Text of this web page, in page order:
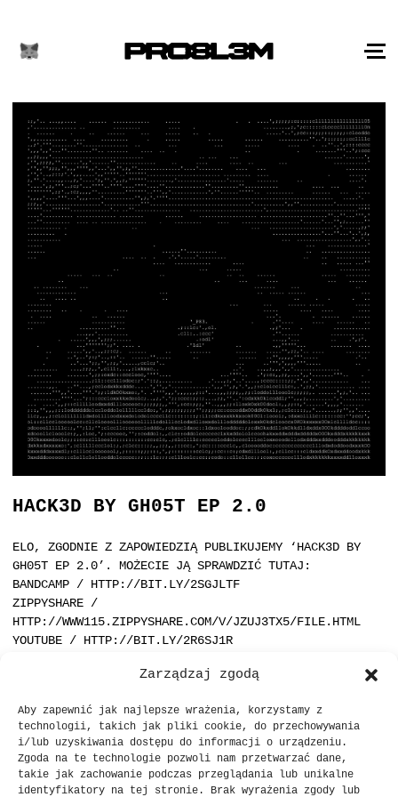
Zarządzaj zgodą
Aby zapewnić jak najlepsze wrażenia, korzystamy z
technologii, takich jak pliki cookie, do przechowywania
i/lub uzyskiwania dostępu do informacji o urządzeniu.
Zgoda na te technologie pozwoli nam przetwarzać dane,
takie jak zachowanie podczas przeglądania lub unikalne
identyfikatory na tej stronie. Brak wyrażenia zgody lub
HACK3D BY GH05T EP 2.0
ELO, ZGODNIE Z ZAPOWIEDZIĄ PUBLIKUJEMY ‘HACK3D BY
GH05T EP 2.0’. MOŻECIE JĄ SPRAWDZIĆ TUTAJ:
BANDCAMP / HTTP://BIT.LY/2SGJLTF
ZIPPYSHARE /
HTTP://WWW115.ZIPPYSHARE.COM/V/JZUJ3TX5/FILE.HTML
YOUTUBE / HTTP://BIT.LY/2R6SJ1R
SIĘ ZMIENIAJĄ, TO LUDZIE WCIĄŻ TACY SAMI.
MORDY:HTTP://WWW.BANDSINTOWN.COM/PRO8L3M